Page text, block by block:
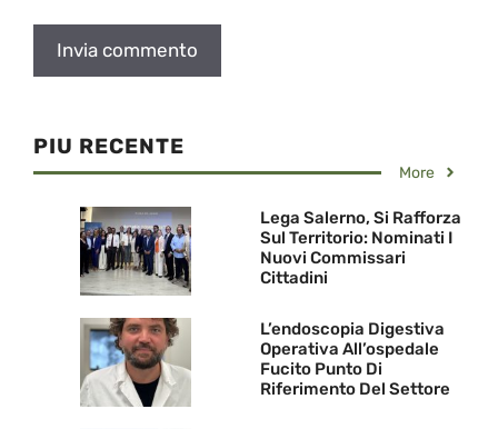
PIU RECENTE
More
Lega Salerno, Si Rafforza
Sul Territorio: Nominati I
Nuovi Commissari
Cittadini
L’endoscopia Digestiva
Operativa All’ospedale
Fucito Punto Di
Riferimento Del Settore